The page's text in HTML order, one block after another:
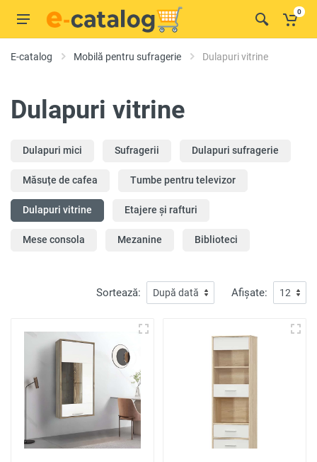
0
E-catalog Mobilă pentru sufragerie Dulapuri vitrine
Dulapuri vitrine
Dulapuri mici Sufragerii Dulapuri sufragerie
Măsuțe de cafea Tumbe pentru televizor
Dulapuri vitrine Etajere și rafturi
Mese consola Mezanine Biblioteci
Sortează: Afișate: